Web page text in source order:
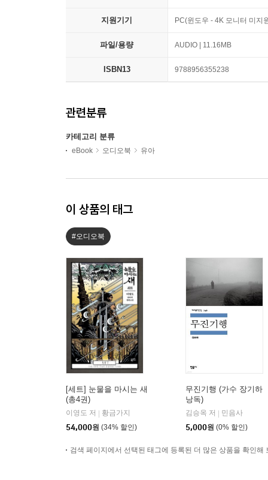
지원기기 PC(윈도우 - 4K 모니터 미지
파일/용량 AUDIO | 11.16MB
ISBN13 9788956355238
관련분류
카테고리 분류
eBook 오디오북 유아
이 상품의 태그
#오디오북
[세트] 눈물을 마시는 새
(총4권)
이영도 저 | 황금가지
54,000원 (34% 할인)
무진기행 (가수 장기하
낭독)
김승옥 저 | 민음사
5,000원 (0% 할인)
검색 페이지에서 선택된 태그에 등록된 더 많은 상품을 확인해